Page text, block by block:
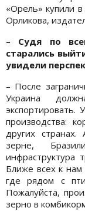
«Орель» купили
Орликова,
– Судя по
старались
увидели
– После
Украина
экспортировать.
производства:
других
зерне,
инфраструктура
Ближе всех к
где рядом с
Пожалуйста,
зерно в